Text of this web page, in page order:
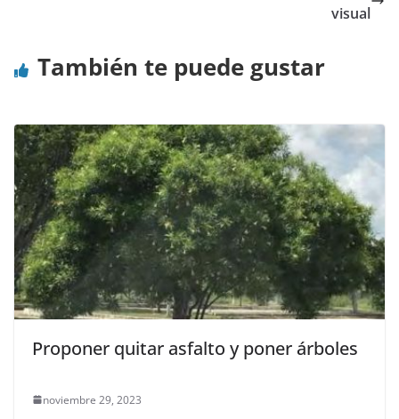
visual
También te puede gustar
Proponer quitar asfalto y poner árboles
noviembre 29, 2023